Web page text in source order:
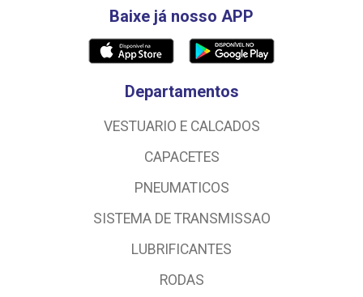
Baixe já nosso APP
Departamentos
VESTUARIO E CALCADOS
CAPACETES
PNEUMATICOS
SISTEMA DE TRANSMISSAO
LUBRIFICANTES
RODAS